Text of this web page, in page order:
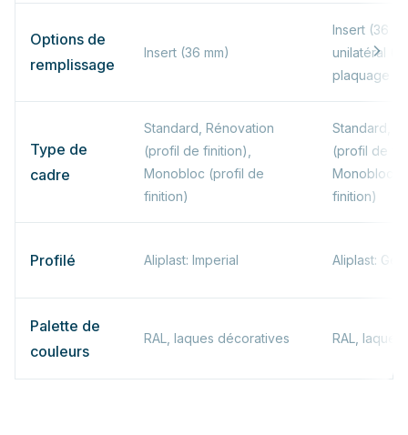
Options de
remplissage
Insert (36 mm)
Insert (36
unilatéral
plaquage
Type de
cadre
Standard, Rénovation
(profil de finition),
Monobloc (profil de
finition)
Standard,
(profil de
Monobloc
finition)
Profilé Aliplast: Imperial Aliplast:
Palette de
couleurs
RAL, laques décoratives RAL,